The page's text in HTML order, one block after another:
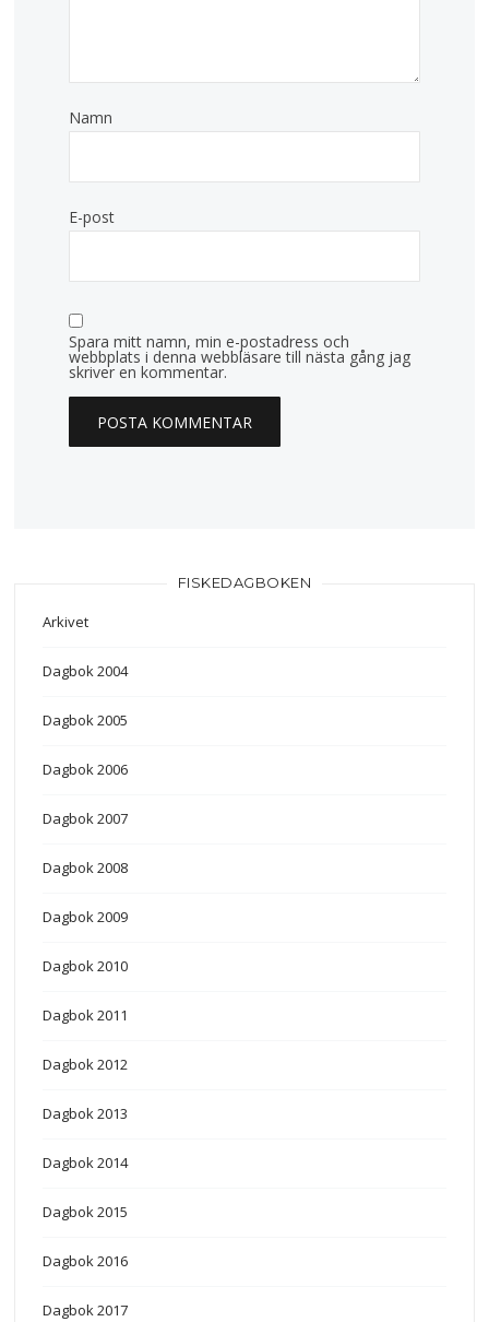
Namn
E-post
Spara mitt namn, min e-postadress och
webbplats i denna webbläsare till nästa gång jag
skriver en kommentar.
FISKEDAGBOKEN
Arkivet
Dagbok 2004
Dagbok 2005
Dagbok 2006
Dagbok 2007
Dagbok 2008
Dagbok 2009
Dagbok 2010
Dagbok 2011
Dagbok 2012
Dagbok 2013
Dagbok 2014
Dagbok 2015
Dagbok 2016
Dagbok 2017